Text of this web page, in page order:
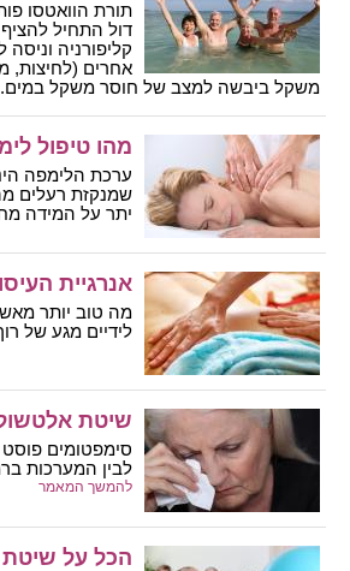
תורת הוואטסו
דול התחיל
קליפורניה
אחרים (לחיצות,
משקל ביבשה למצב של חוסר משקל
מהו טיפול
ערכת הלימפה
שמנקזת רעלים
יתר על המידה
אנרגיית
מה טוב יותר
לידיים מגע של
שיטת
סימפטומים פוסט
לבין המערכות
להמשך המאמר
הכל על